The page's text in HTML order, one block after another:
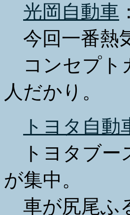
光岡自動車 ：
今回一番熱
コンセプト
人だかり。
トヨタ自動
トヨタブー
が集中。
車が尻尾ふ